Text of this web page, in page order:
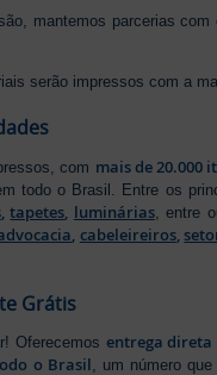
mantemos parcerias com
serão impressos com a
com mais de 20.000
todo o Brasil. Entre os
,tapetes, luminárias, entre
, cabeleireiros,
Grátis
Oferecemos entrega direta
o Brasil, um número